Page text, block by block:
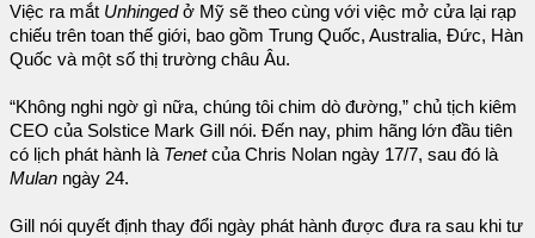
Việc ra mắt Unhingedở Mỹ sẽ theo cùng với việc mở cửa lại rạp
chiếu trên toan thế giới, bao gồm Trung Quốc, Australia, Đức, Hàn
Quốc và một số thị trường châu Âu.
“Không nghi ngờ gì nữa, chúng tôi chim dò đường,” chủ tịch kiêm
CEO của Solstice Mark Gill nói. Đến nay, phim hãng lớn đầu tiên
có lịch phát hành là Tenetcủa Chris Nolan ngày 17/7, sau đó là
Mulan ngày 24.
Gill nói quyết định thay đổi ngày phát hành được đưa ra sau khi tư